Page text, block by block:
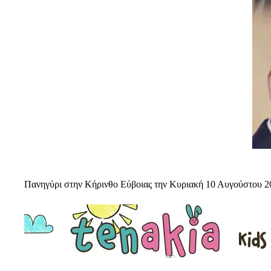
Πανηγύρι στην Κήρινθο Εύβοιας την Κυριακή 10 Αυγούστου